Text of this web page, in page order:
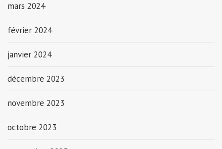
mars 2024
février 2024
janvier 2024
décembre 2023
novembre 2023
octobre 2023